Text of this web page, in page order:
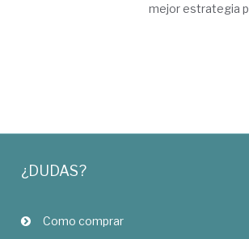
mejor estrategia
¿DUDAS?
Como comprar